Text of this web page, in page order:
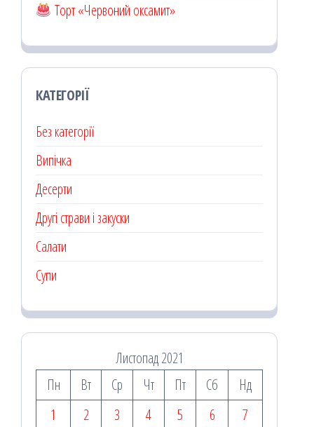
Торт «Червоний оксамит»
КАТЕГОРІЇ
Без категорії
Випічка
Десерти
Другі страви і закуски
Салати
Супи
Листопад 2021
Пн
Вт Ср Чт Пт Сб
Нд
1
2 3 4 5 6 7